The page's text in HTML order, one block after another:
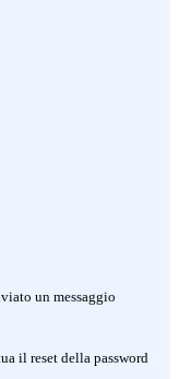
un messaggio
il reset della password